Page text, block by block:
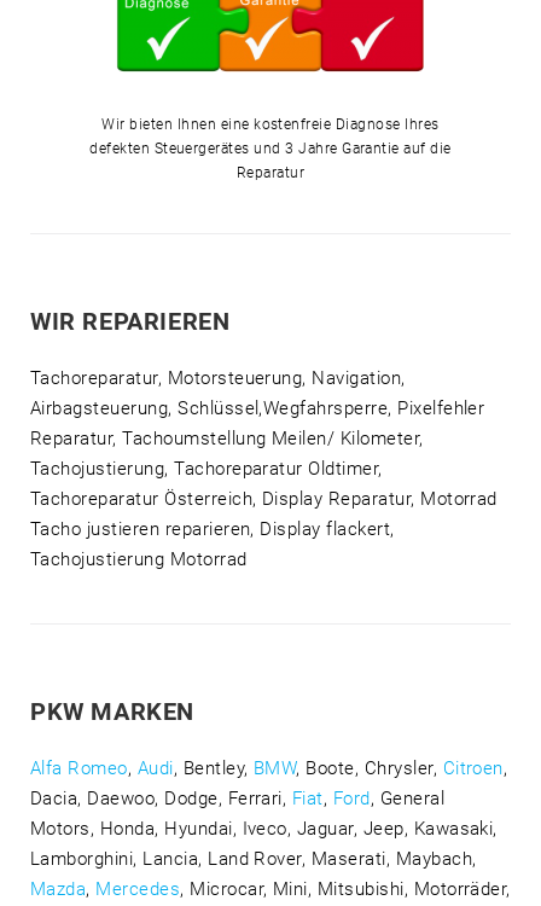
Wir bieten Ihnen eine kostenfreie Diagnose Ihres
defekten Steuergerätes und 3 Jahre Garantie auf die
Reparatur
WIR REPARIEREN
Tachoreparatur, Motorsteuerung, Navigation,
Airbagsteuerung, Schlüssel,Wegfahrsperre, Pixelfehler
Reparatur, Tachoumstellung Meilen/ Kilometer,
Tachojustierung, Tachoreparatur Oldtimer,
Tachoreparatur Österreich, Display Reparatur, Motorrad
Tacho justieren reparieren, Display flackert,
Tachojustierung Motorrad
PKW MARKEN
Alfa Romeo, Audi, Bentley, BMW, Boote, Chrysler, Citroen,
Dacia, Daewoo, Dodge, Ferrari, Fiat, Ford, General
Motors, Honda, Hyundai, Iveco, Jaguar, Jeep, Kawasaki,
Lamborghini, Lancia, Land Rover, Maserati, Maybach,
Mazda, Mercedes, Microcar, Mini, Mitsubishi, Motorräder,